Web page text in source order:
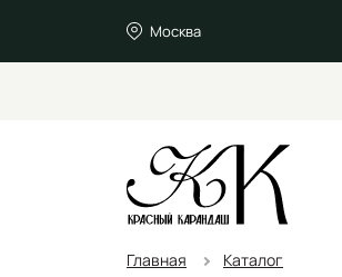
Москва
Главная Каталог